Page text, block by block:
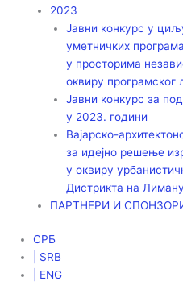
2023
Јавни конкурс у
уметничких програма
у просторима
оквиру програмског
Јавни конкурс за
у 2023. години
Вајарско-
за идејно решење
у оквиру
Дистрикта на Лиману
ПАРТНЕРИ И
СРБ
| SRB
| ENG